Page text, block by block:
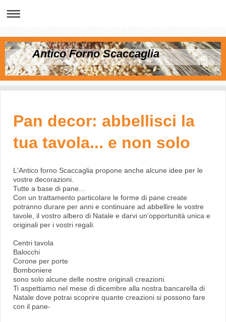
Antico Forno Scaccaglia
Pan decor: abbellisci la
tua tavola... e non solo
L'Antico forno Scaccaglia propone anche alcune idee per le
vostre decorazioni.
Tutte a base di pane...
Con un trattamento particolare le forme di pane create
potranno durare per anni e continuare ad abbellire le vostre
tavole, il vostro albero di Natale e darvi un'opportunità unica e
originali per i vostri regali.
Centri tavola
Balocchi
Corone per porte
Bomboniere
sono solo alcune delle nostre originali creazioni.
Ti aspettiamo nel mese di dicembre alla nostra bancarella di
Natale dove potrai scoprire quante creazioni si possono fare
con il pane-